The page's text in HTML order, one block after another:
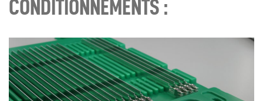
CONDITIONNEMENTS :